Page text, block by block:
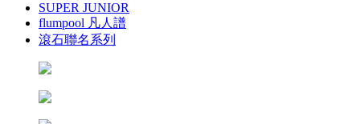
SUPER JUNIOR
flumpool 凡人譜
滾石聯名系列